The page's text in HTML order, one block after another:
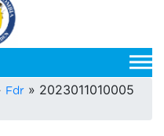
Main
Fdr
2023011010005